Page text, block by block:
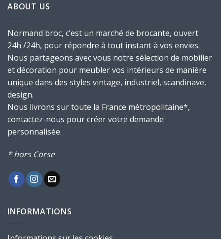
ABOUT US
Normand broc, c’est un marché de brocante, ouvert
24h /24h, pour répondre à tout instant à vos envies.
Nous partageons avec vous notre sélection de mobilier
et décoration pour meubler vos intérieurs de manière
unique dans des styles vintage, industriel, scandinave,
design.
Nous livrons sur toute la France métropolitaine*,
contactez-nous pour créer votre demande
personnalisée.
* hors Corse
INFORMATIONS